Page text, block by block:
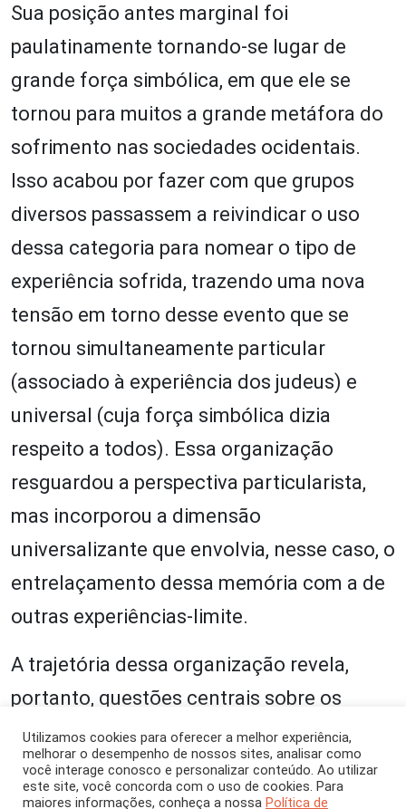
Sua posição antes marginal foi
paulatinamente tornando-se lugar de
grande força simbólica, em que ele se
tornou para muitos a grande metáfora do
sofrimento nas sociedades ocidentais.
Isso acabou por fazer com que grupos
diversos passassem a reivindicar o uso
dessa categoria para nomear o tipo de
experiência sofrida, trazendo uma nova
tensão em torno desse evento que se
tornou simultaneamente particular
(associado à experiência dos judeus) e
universal (cuja força simbólica dizia
respeito a todos). Essa organização
resguardou a perspectiva particularista,
mas incorporou a dimensão
universalizante que envolvia, nesse caso, o
entrelaçamento dessa memória com a de
outras experiências-limite.
A trajetória dessa organização revela,
portanto, questões centrais sobre os
processos de construção social da
memória do Holocausto, nas suas
múltiplas dimensões: no dinamismo das
Utilizamos cookies para oferecer a melhor experiência,
melhorar o desempenho de nossos sites, analisar como
você interage conosco e personalizar conteúdo. Ao utilizar
este site, você concorda com o uso de cookies. Para
maiores informações, conheça a nossa Política de